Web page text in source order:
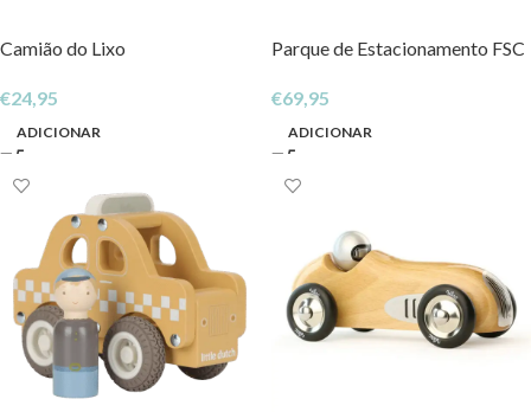
Camião do Lixo
€24,95
ADICIONAR
Parque de Estacionamento FSC
€69,95
ADICIONAR